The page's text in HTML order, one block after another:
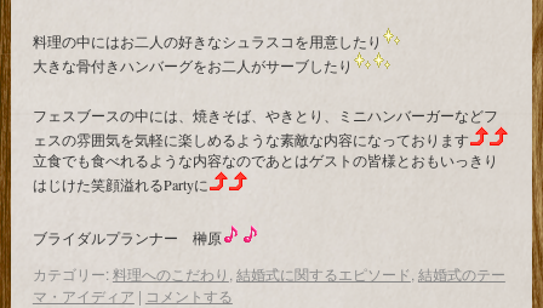
料理の中にはお二人の好きなシュラスコを用意したり
大きな骨付きハンバーグをお二人がサーブしたり
フェスブースの中には、焼きそば、やきとり、ミニハンバーガーなどフ
ェスの雰囲気を気軽に楽しめるような素敵な内容になっております
立食でも食べれるような内容なのであとはゲストの皆様とおもいっきり
はじけた笑顔溢れるPartyに
ブライダルプランナー 榊原
カテゴリー:料理へのこだわり 結婚式に関するエピソード 結婚式のテー
マ・アイディア | コメントする